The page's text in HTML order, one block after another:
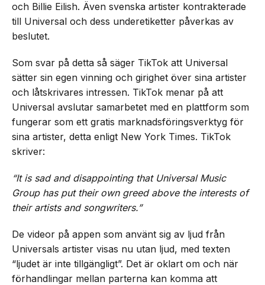
och Billie Eilish. Även svenska artister kontrakterade
till Universal och dess underetiketter påverkas av
beslutet.
Som svar på detta så säger TikTok att Universal
sätter sin egen vinning och girighet över sina artister
och låtskrivares intressen. TikTok menar på att
Universal avslutar samarbetet med en plattform som
fungerar som ett gratis marknadsföringsverktyg för
sina artister, detta enligt New York Times. TikTok
skriver:
“It is sad and disappointing that Universal Music
Group has put their own greed above the interests of
their artists and songwriters.”
De videor på appen som använt sig av ljud från
Universals artister visas nu utan ljud, med texten
“ljudet är inte tillgängligt”. Det är oklart om och när
förhandlingar mellan parterna kan komma att